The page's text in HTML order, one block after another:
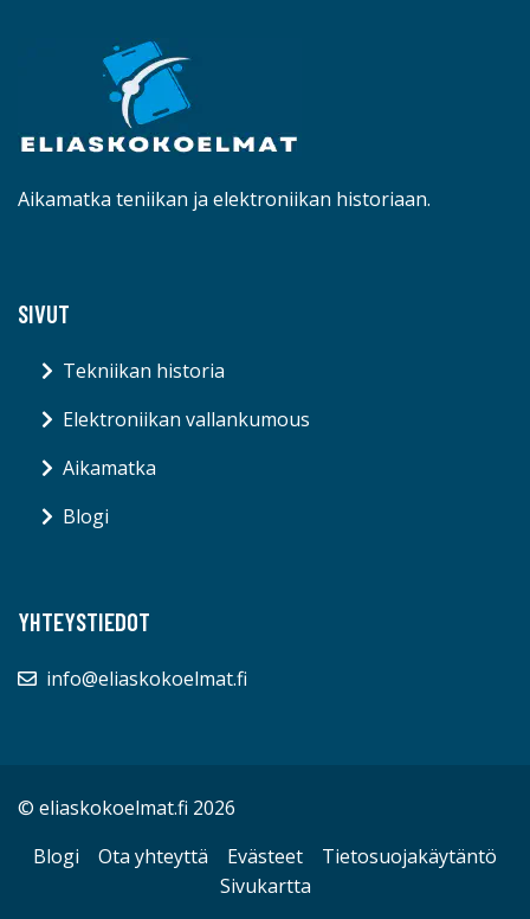
Aikamatka teniikan ja elektroniikan historiaan.
SIVUT
Tekniikan historia
Elektroniikan vallankumous
Aikamatka
Blogi
YHTEYSTIEDOT
info@eliaskokoelmat.fi
© eliaskokoelmat.fi 2026
Blogi
Ota yhteyttä Evästeet
Tietosuojakäytäntö
Sivukartta